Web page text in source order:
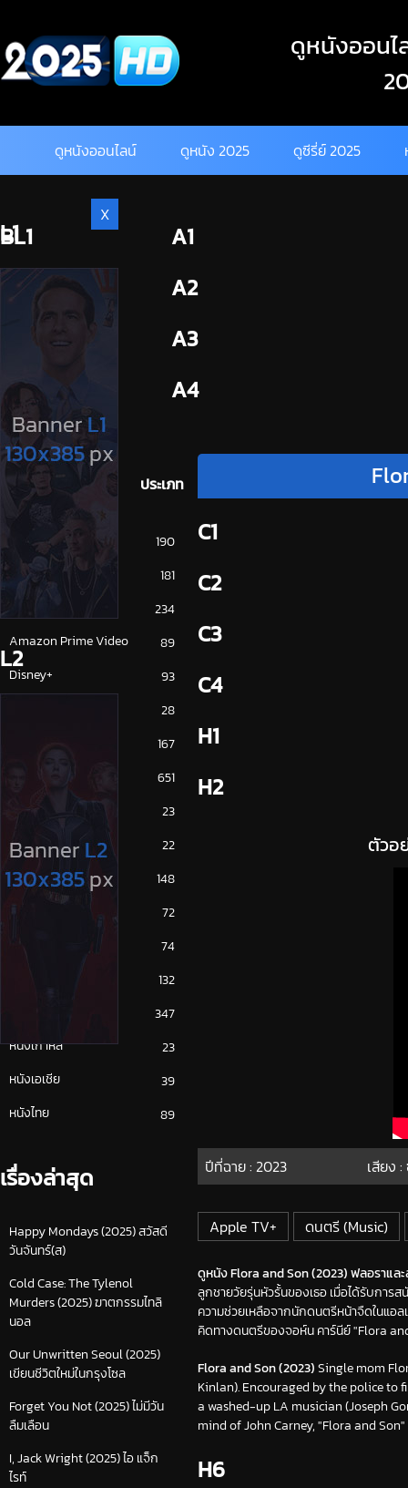
content
ดูหนังออนไ
ดูหนังออนไลน์ ดูหนัง 2025 ดูซีรี่ย์ 2025
BL1
BL2
A1
A2
A3
A4
ประเภท
การ์ตูน
190
ดูซีรี่ย์ 2025
181
234
Amazon Prime Video
89
Disney+
93
28
167
651
ซีรีย์จีน
23
ซีรีย์ญี่ปุ่น
22
ซีรีย์ฝรั่ง
148
ซีรีย์เกาหลี
72
74
132
347
หนังเกาหลี
23
หนังเอเชีย
39
หนังไทย
89
เรื่องล่าสุด
Happy Mondays (2025) สวัสดี
วันจันทร์(ส)
Cold Case: The Tylenol
Murders (2025) ฆาตกรรมไทลิ
นอล
Our Unwritten Seoul (2025)
เขียนชีวิตใหม่ในกรุงโซล
Forget You Not (2025) ไม่มีวัน
ลืมเลือน
I, Jack Wright (2025) ไอ แจ็ก
ไรท์
C1
C2
C3
C4
H1
H2
ตัวอ
ปีที่ฉาย : 2023 เสียง
Apple TV+ ดนตรี (Music)
ดูหนัง Flora and Son (2023) ฟลอราและ
ลูกชายวัยรุ่นหัวรั้นของเธอ เมื่อได้รับการ
ความช่วยเหลือจากนักดนตรีหน้าจืดในแอ
คิดทางดนตรีของจอห์น คาร์นีย์ "Flora
Flora and Son (2023)Single mom
Kinlan). Encouraged by the police
a washed-up LA musician (Joseph
mind of John Carney, "Flora and
H6
X
L1
L2